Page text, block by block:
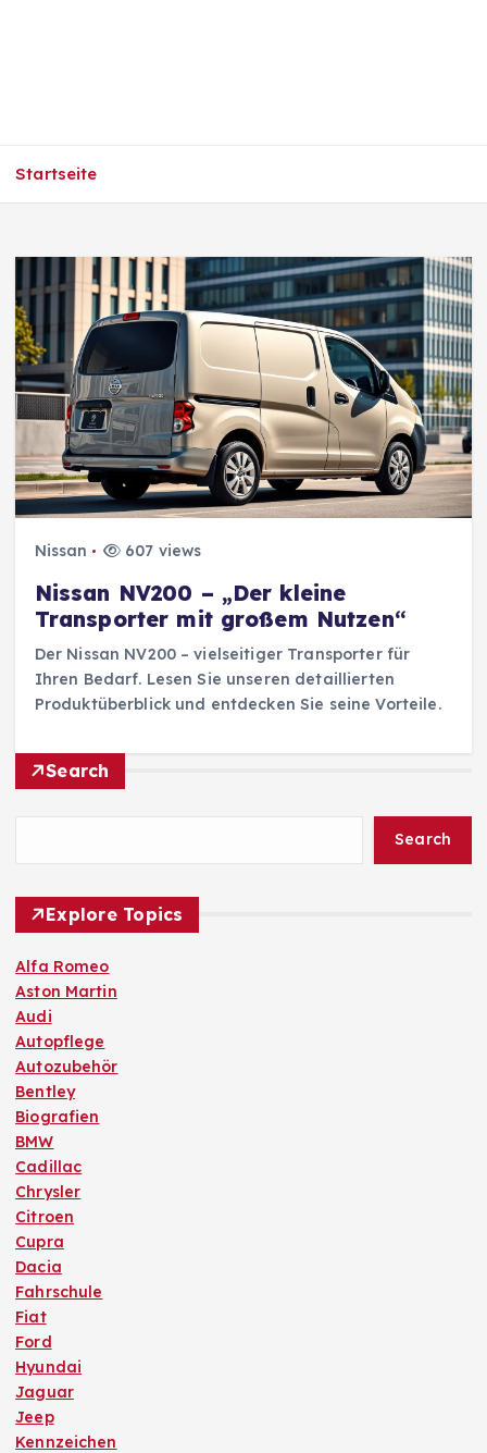
Startseite
Nissan 607 views
Nissan NV200 – „Der kleine
Transporter mit großem Nutzen“
Der Nissan NV200 – vielseitiger Transporter für
Ihren Bedarf. Lesen Sie unseren detaillierten
Produktüberblick und entdecken Sie seine Vorteile.
Search
Search
Explore Topics
Alfa Romeo
Aston Martin
Audi
Autopflege
Autozubehör
Bentley
Biografien
BMW
Cadillac
Chrysler
Citroen
Cupra
Dacia
Fahrschule
Fiat
Ford
Hyundai
Jaguar
Jeep
Kennzeichen